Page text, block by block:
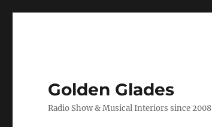
Golden Glades
Radio Show & Musical Interiors since 2008